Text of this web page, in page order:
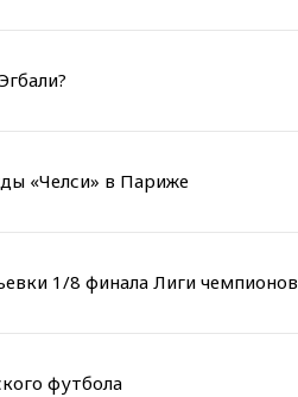
«Челси» в Париже
1/8 финала Лиги чемпионов
футбола